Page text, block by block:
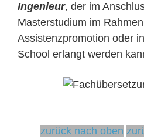
Ingenieur, der im
Masterstudium im
Assistenzpromotion oder
School erlangt werden
zurück nach oben